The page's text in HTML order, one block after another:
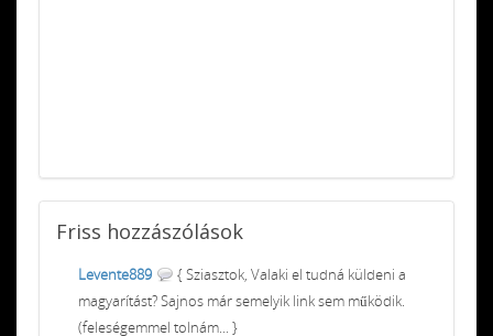
Friss hozzászólások
Levente889
{ Sziasztok, Valaki el tudná küldeni a
magyarítást? Sajnos már semelyik link sem működik.
(feleségemmel tolnám... }